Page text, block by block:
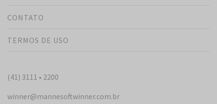
CONTATO
TERMOS DE USO
(41) 3111 • 2200
winner@mannesoftwinner.com.br